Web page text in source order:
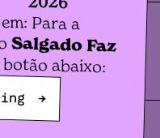
| 2026
Para a
Salgado Faz
abaixo:
→